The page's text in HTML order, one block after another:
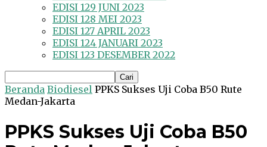
EDISI 129 JUNI 2023
EDISI 128 MEI 2023
EDISI 127 APRIL 2023
EDISI 124 JANUARI 2023
EDISI 123 DESEMBER 2022
Beranda Biodiesel PPKS Sukses Uji Coba B50 Rute
Medan-Jakarta
PPKS Sukses Uji Coba B50